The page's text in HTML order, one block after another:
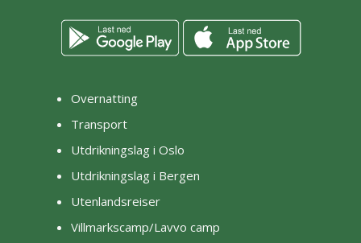
Overnatting
Transport
Utdrikningslag i Oslo
Utdrikningslag i Bergen
Utenlandsreiser
Villmarkscamp/Lavvo camp